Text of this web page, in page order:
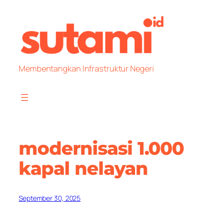
content
Membentangkan Infrastruktur Negeri
modernisasi 1.000
kapal nelayan
September 30, 2025